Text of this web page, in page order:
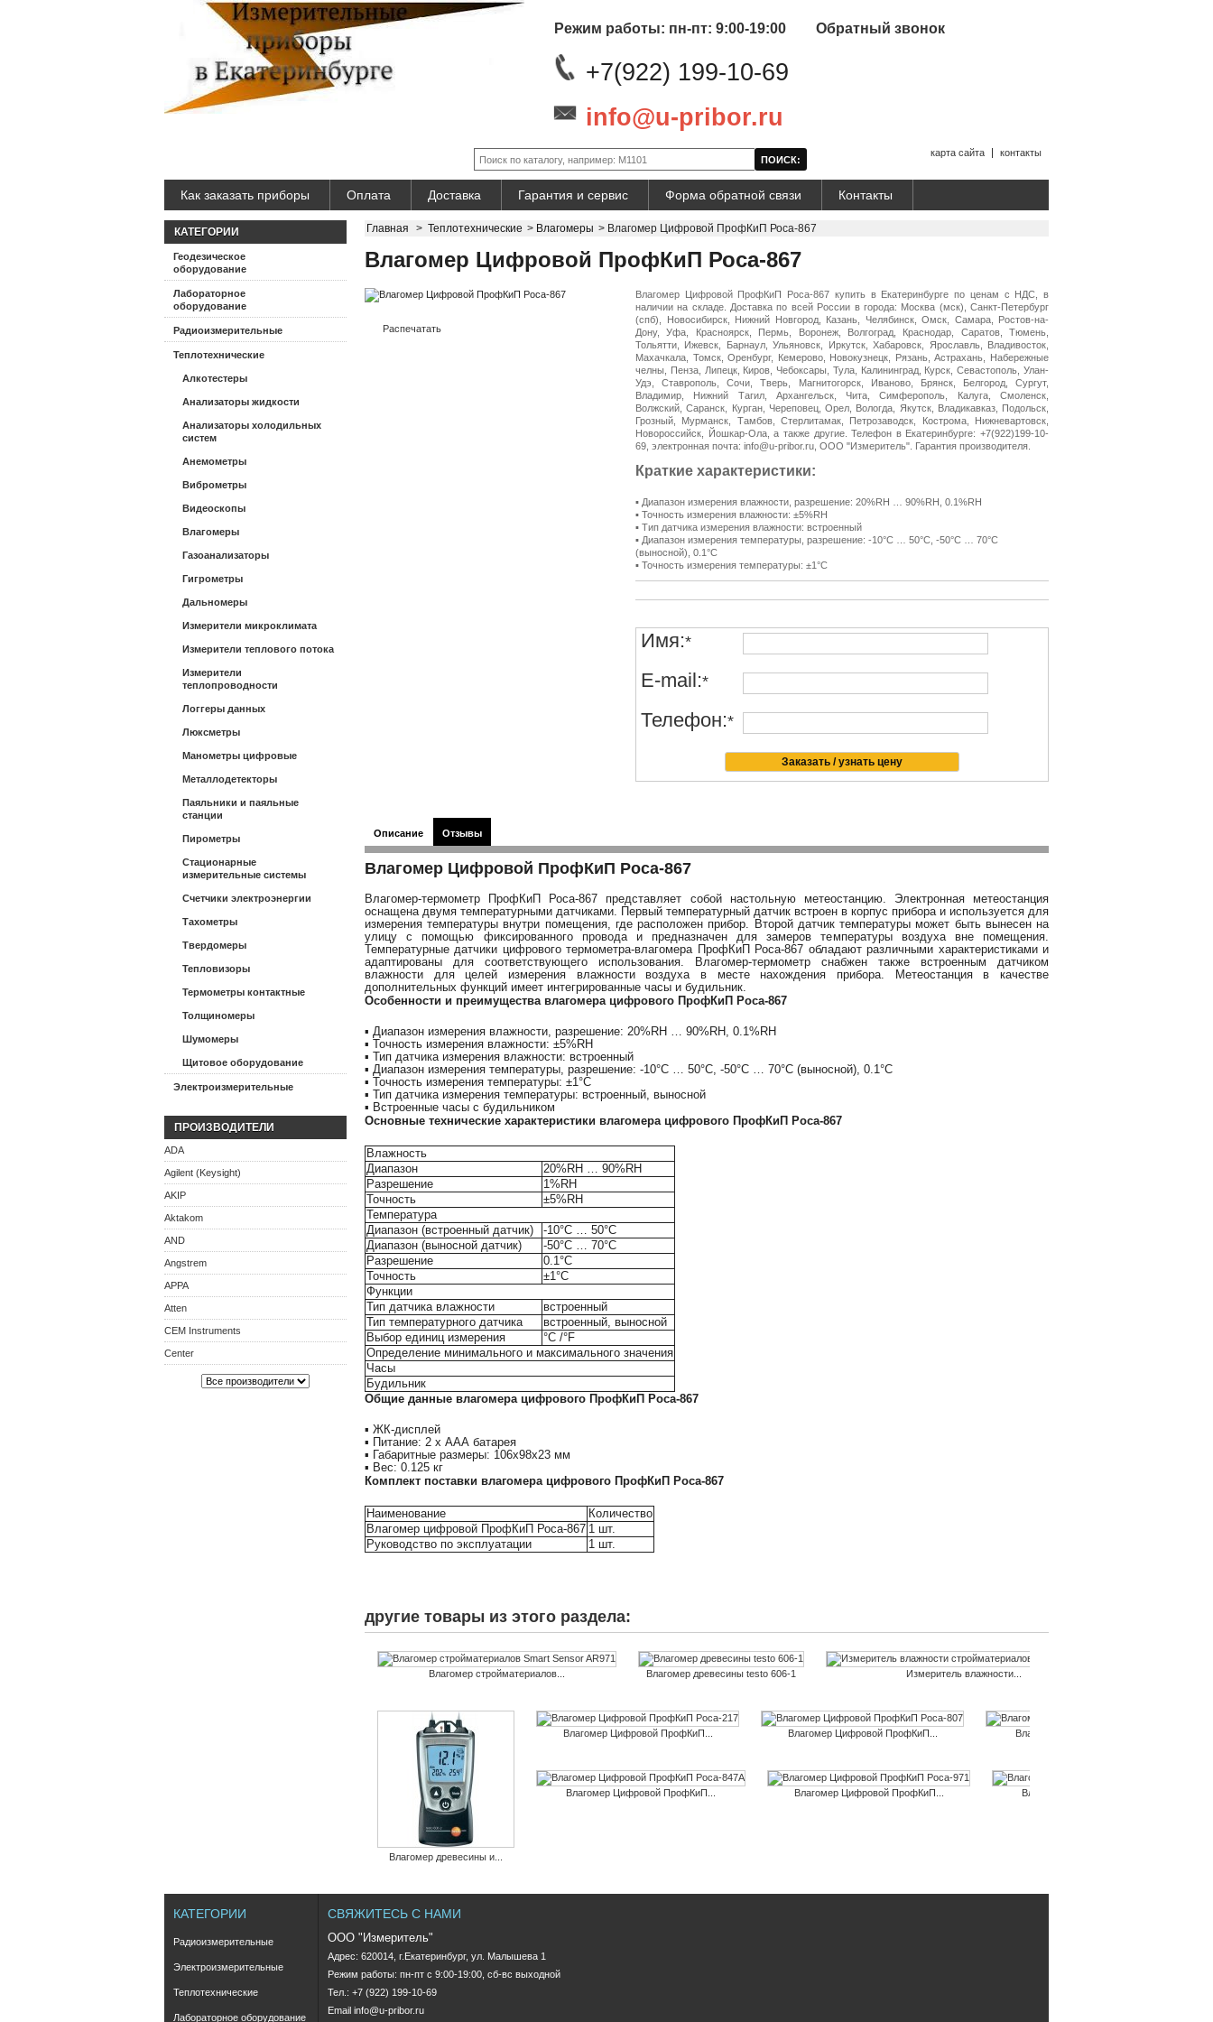
Режим работы: пн-пт: 9:00-19:00
+7(922) 199-10-69
info@u-pribor.ru
Обратный звонок
контакты
карта сайта
Как заказать приборы Оплата Доставка Гарантия и сервис Форма обратной связи Контакты
КАТЕГОРИИ
Геодезическое
оборудование
Лабораторное
оборудование
Радиоизмерительные
Теплотехнические
Алкотестеры
Анализаторы жидкости
Анализаторы холодильных
систем
Анемометры
Виброметры
Видеоскопы
Влагомеры
Газоанализаторы
Гигрометры
Дальномеры
Измерители микроклимата
Измерители теплового потока
Измерители
теплопроводности
Логгеры данных
Люксметры
Манометры цифровые
Металлодетекторы
Паяльники и паяльные
станции
Пирометры
Стационарные
измерительные системы
Счетчики электроэнергии
Тахометры
Твердомеры
Тепловизоры
Термометры контактные
Толщиномеры
Шумомеры
Щитовое оборудование
Электроизмерительные
ПРОИЗВОДИТЕЛИ
ADA
Agilent (Keysight)
AKIP
Aktakom
AND
Angstrem
APPA
Atten
CEM Instruments
Center
Главная > Теплотехнические > Влагомеры > Влагомер Цифровой ПрофКиП Роса-867
Влагомер Цифровой ПрофКиП Роса-867
Распечатать
Влагомер Цифровой ПрофКиП Роса-867 купить в Екатеринбурге по ценам с НДС, в
наличии на складе. Доставка по всей России в города: Москва (мск), Санкт-Петербург
(спб), Новосибирск, Нижний Новгород, Казань, Челябинск, Омск, Самара, Ростов-на-
Дону, Уфа, Красноярск, Пермь, Воронеж, Волгоград, Краснодар, Саратов, Тюмень,
Тольятти, Ижевск, Барнаул, Ульяновск, Иркутск, Хабаровск, Ярославль, Владивосток,
Махачкала, Томск, Оренбург, Кемерово, Новокузнецк, Рязань, Астрахань, Набережные
челны, Пенза, Липецк, Киров, Чебоксары, Тула, Калининград, Курск, Севастополь, Улан-
Удэ, Ставрополь, Сочи, Тверь, Магнитогорск, Иваново, Брянск, Белгород, Сургут,
Владимир, Нижний Тагил, Архангельск, Чита, Симферополь, Калуга, Смоленск,
Волжский, Саранск, Курган, Череповец, Орел, Вологда, Якутск, Владикавказ, Подольск,
Грозный, Мурманск, Тамбов, Стерлитамак, Петрозаводск, Кострома, Нижневартовск,
Новороссийск, Йошкар-Ола, а также другие. Телефон в Екатеринбурге: +7(922)199-10-
69, электронная почта: info@u-pribor.ru, ООО "Измеритель". Гарантия производителя.
Краткие характеристики:
▪ Диапазон измерения влажности, разрешение: 20%RH … 90%RH, 0.1%RH
▪ Точность измерения влажности: ±5%RH
▪ Тип датчика измерения влажности: встроенный
▪ Диапазон измерения температуры, разрешение: -10°С … 50°С, -50°С … 70°С
(выносной), 0.1°С
▪ Точность измерения температуры: ±1°С
Имя:*
E-mail:*
Телефон:*
Описание Отзывы
Влагомер Цифровой ПрофКиП Роса-867
Влагомер-термометр ПрофКиП Роса-867 представляет собой настольную метеостанцию. Электронная метеостанция
оснащена двумя температурными датчиками. Первый температурный датчик встроен в корпус прибора и используется для
измерения температуры внутри помещения, где расположен прибор. Второй датчик температуры может быть вынесен на
улицу с помощью фиксированного провода и предназначен для замеров температуры воздуха вне помещения.
Температурные датчики цифрового термометра-влагомера ПрофКиП Роса-867 обладают различными характеристиками и
адаптированы для соответствующего использования. Влагомер-термометр снабжен также встроенным датчиком
влажности для целей измерения влажности воздуха в месте нахождения прибора. Метеостанция в качестве
дополнительных функций имеет интегрированные часы и будильник.
Особенности и преимущества влагомера цифрового ПрофКиП Роса-867
▪ Диапазон измерения влажности, разрешение: 20%RH … 90%RH, 0.1%RH
▪ Точность измерения влажности: ±5%RH
▪ Тип датчика измерения влажности: встроенный
▪ Диапазон измерения температуры, разрешение: -10°С … 50°С, -50°С … 70°С (выносной), 0.1°С
▪ Точность измерения температуры: ±1°С
▪ Тип датчика измерения температуры: встроенный, выносной
▪ Встроенные часы с будильником
Основные технические характеристики влагомера цифрового ПрофКиП Роса-867
Влажность
Диапазон
20%RH … 90%RH
Разрешение
1%RH
Точность
±5%RH
Температура
Диапазон (встроенный датчик)
-10°С … 50°С
Диапазон (выносной датчик)
-50°С … 70°С
Разрешение
0.1°С
Точность
±1°С
Функции
Тип датчика влажности
встроенный
Тип температурного датчика
встроенный, выносной
Выбор единиц измерения
°С /°F
Определение минимального и максимального значения
Часы
Будильник
Общие данные влагомера цифрового ПрофКиП Роса-867
▪ ЖК-дисплей
▪ Питание: 2 х ААА батарея
▪ Габаритные размеры: 106х98х23 мм
▪ Вес: 0.125 кг
Комплект поставки влагомера цифрового ПрофКиП Роса-867
Наименование
Количество
Влагомер цифровой ПрофКиП Роса-867 1 шт.
Руководство по эксплуатации
1 шт.
другие товары из этого раздела:
Влагомер стройматериалов... Влагомер древесины testo 606-1 Измеритель влажности...
Влагомер древесины и...
Влагомер Цифровой ПрофКиП... Влагомер Цифровой ПрофКиП... Влагомер Цифровой ПрофКиП...
Влагомер Цифровой ПрофКиП... Влагомер Цифровой ПрофКиП... Влагомер Цифровой ПрофКиП...
КАТЕГОРИИ
Радиоизмерительные
Электроизмерительные
Теплотехнические
Лабораторное оборудование
СВЯЖИТЕСЬ С НАМИ
ООО "Измеритель"
Адрес: 620014, г.Екатеринбург, ул. Малышева 1
Тел.: +7 (922) 199-10-69
Email info@u-pribor.ru